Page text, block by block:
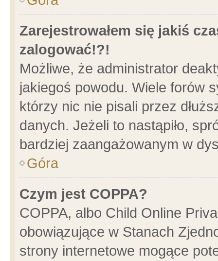
Zarejestrowałem się jakiś
zalogować!?!
Możliwe, że administrator
jakiegoś powodu. Wiele forów
którzy nic nie pisali przez
danych. Jeżeli to nastąpiło,
bardziej zaangażowanym w
Góra
Czym jest COPPA?
COPPA, albo Child Online
obowiązujące w Stanach
strony internetowe mogące